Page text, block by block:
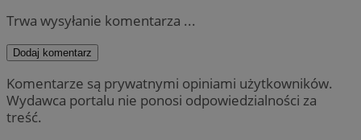
Trwa wysyłanie komentarza ...
Dodaj komentarz
Komentarze są prywatnymi opiniami użytkowników.
Wydawca portalu nie ponosi odpowiedzialności za
treść.